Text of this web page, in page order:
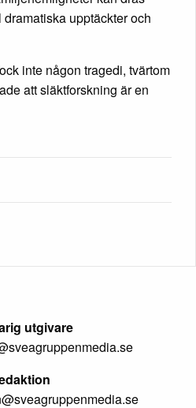
upptäckter och
inte någon tragedi, tvärtom
att släktforskning är en
utgivare